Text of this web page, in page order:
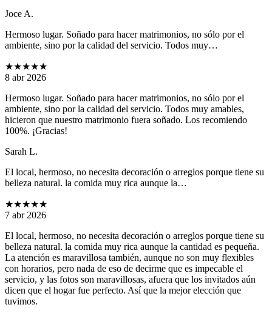
Joce A.
Hermoso lugar. Soñado para hacer matrimonios, no sólo por el
ambiente, sino por la calidad del servicio. Todos muy…
★★★★★
8 abr 2026
Hermoso lugar. Soñado para hacer matrimonios, no sólo por el
ambiente, sino por la calidad del servicio. Todos muy amables,
hicieron que nuestro matrimonio fuera soñado. Los recomiendo
100%. ¡Gracias!
Sarah L.
El local, hermoso, no necesita decoración o arreglos porque tiene su
belleza natural. la comida muy rica aunque la…
★★★★★
7 abr 2026
El local, hermoso, no necesita decoración o arreglos porque tiene su
belleza natural. la comida muy rica aunque la cantidad es pequeña.
La atención es maravillosa también, aunque no son muy flexibles
con horarios, pero nada de eso de decirme que es impecable el
servicio, y las fotos son maravillosas, afuera que los invitados aún
dicen que el hogar fue perfecto. Así que la mejor elección que
tuvimos.